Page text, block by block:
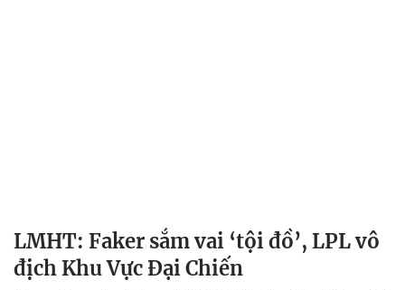
LMHT: Faker sắm vai ‘tội đồ’, LPL vô
địch Khu Vực Đại Chiến